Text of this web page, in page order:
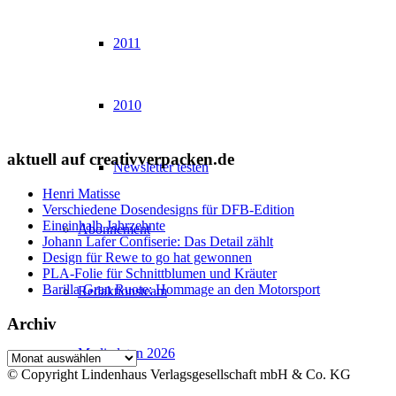
2011
2010
Newsletter testen
Abonnement
Redaktionsteam
Mediadaten 2026
aktuell auf creativverpacken.de
Henri Matisse
Verschiedene Dosendesigns für DFB-Edition
Eineinhalb Jahrzehnte
Johann Lafer Confiserie: Das Detail zählt
Design für Rewe to go hat gewonnen
PLA-Folie für Schnittblumen und Kräuter
Barilla Gran Ruote: Hommage an den Motorsport
Archiv
Archiv
© Copyright Lindenhaus Verlagsgesellschaft mbH & Co. KG